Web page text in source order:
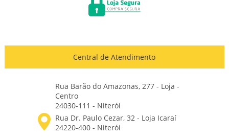
Central de Atendimento
Rua Barão do Amazonas, 277 - Loja -
Centro
24030-111 - Niterói